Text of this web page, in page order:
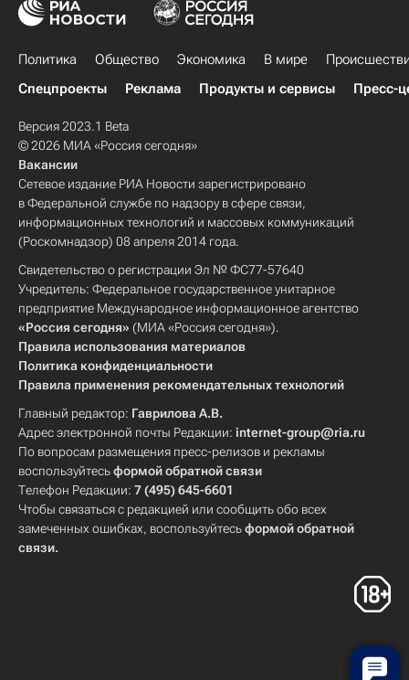
Политика Общество Экономика В мире
Спецпроекты
Реклама Продукты и сервисы Пресс-
Версия 2023.1 Beta
© 2026 МИА «Россия сегодня»
Вакансии
Сетевое издание РИА Новости зарегистрировано
в Федеральной службе по надзору в сфере связи,
информационных технологий и массовых коммуникаций
(Роскомнадзор) 08 апреля 2014 года.
Свидетельство о регистрации Эл № ФС77-57640
Учредитель: Федеральное государственное унитарное
предприятие Международное информационное агентство
«Россия сегодня» (МИА «Россия сегодня»).
Правила использования материалов
Политика конфиденциальности
Правила применения рекомендательных технологий
Главный редактор: Гаврилова А.В.
Адрес электронной почты Редакции: internet-group@ria.ru
По вопросам размещения пресс-релизов и рекламы
воспользуйтесьформой обратной связи
Телефон Редакции: 7 (495) 645-6601
Чтобы связаться с редакцией или сообщить обо всех
замеченных ошибках, воспользуйтесьформой обратной
связи.